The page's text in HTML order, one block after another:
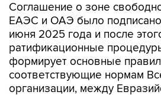
Соглашение о зоне
ЕАЭС и ОАЭ было
июня 2025 года и после
ратификационные
формирует основные
соответствующие нормам
организации, между